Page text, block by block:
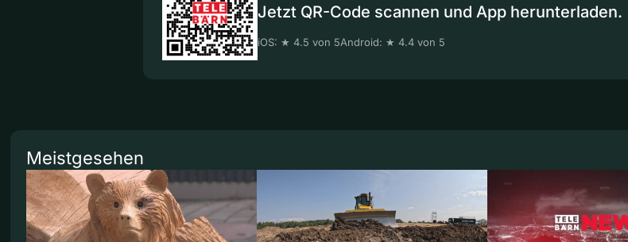
Jetzt QR-Code scannen und App herunterladen.
iOS: ★ 4.5 von 5Android: ★ 4.4 von 5
Meistgesehen